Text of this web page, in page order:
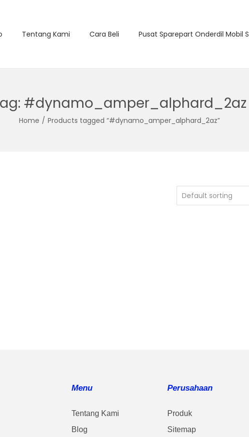
Tentang Kami Cara Beli Pusat Sparepart Onderdil Mobil
#dynamo_amper_alphard_2az
Home / Products tagged “#dynamo_amper_alphard_2az”
Menu
Tentang Kami
Blog
Perusahaan
Produk
Sitemap